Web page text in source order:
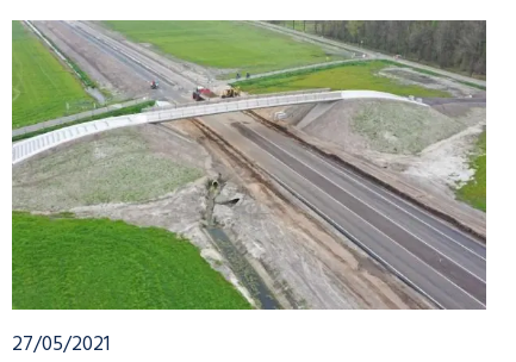
27/05/2021